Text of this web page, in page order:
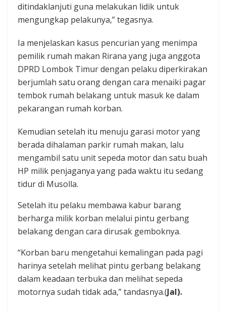
ditindaklanjuti guna melakukan lidik untuk
mengungkap pelakunya,” tegasnya.
Ia menjelaskan kasus pencurian yang menimpa
pemilik rumah makan Rirana yang juga anggota
DPRD Lombok Timur dengan pelaku diperkirakan
berjumlah satu orang dengan cara menaiki pagar
tembok rumah belakang untuk masuk ke dalam
pekarangan rumah korban.
Kemudian setelah itu menuju garasi motor yang
berada dihalaman parkir rumah makan, lalu
mengambil satu unit sepeda motor dan satu buah
HP milik penjaganya yang pada waktu itu sedang
tidur di Musolla.
Setelah itu pelaku membawa kabur barang
berharga milik korban melalui pintu gerbang
belakang dengan cara dirusak gemboknya.
“Korban baru mengetahui kemalingan pada pagi
harinya setelah melihat pintu gerbang belakang
dalam keadaan terbuka dan melihat sepeda
motornya sudah tidak ada,” tandasnya.(Jal).